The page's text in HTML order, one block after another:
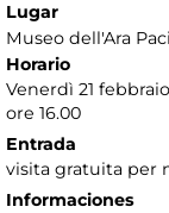
Lugar
Museo dell'Ara
Horario
Venerdì 21
ore 16.00
Entrada
visita gratuita per
Informaciones